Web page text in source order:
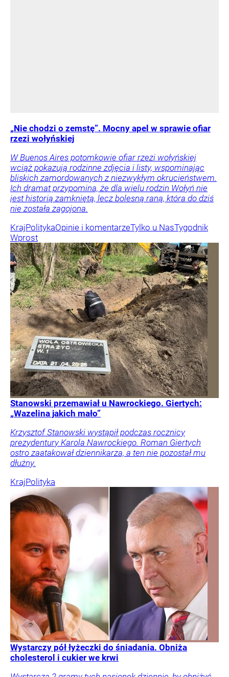
„Nie chodzi o zemstę”. Mocny apel w sprawie ofiar
rzezi wołyńskiej
W Buenos Aires potomkowie ofiar rzezi wołyńskiej
wciąż pokazują rodzinne zdjęcia i listy, wspominając
bliskich zamordowanych z niezwykłym okrucieństwem.
Ich dramat przypomina, że dla wielu rodzin Wołyń nie
jest historią zamkniętą, lecz bolesną raną, która do dziś
nie została zagojona.
KrajPolitykaOpinie i komentarzeTylko u NasTygodnik
Wprost
Stanowski przemawiał u Nawrockiego. Giertych:
„Wazelina jakich mało”
Krzysztof Stanowski wystąpił podczas rocznicy
prezydentury Karola Nawrockiego. Roman Giertych
ostro zaatakował dziennikarza, a ten nie pozostał mu
dłużny.
KrajPolityka
Wystarczy pół łyżeczki do śniadania. Obniża
cholesterol i cukier we krwi